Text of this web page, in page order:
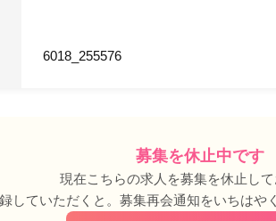
6018_255576
募集を休止中です
現在こちらの求人を募集を休止して
していただくと。募集再会通知をいちはや